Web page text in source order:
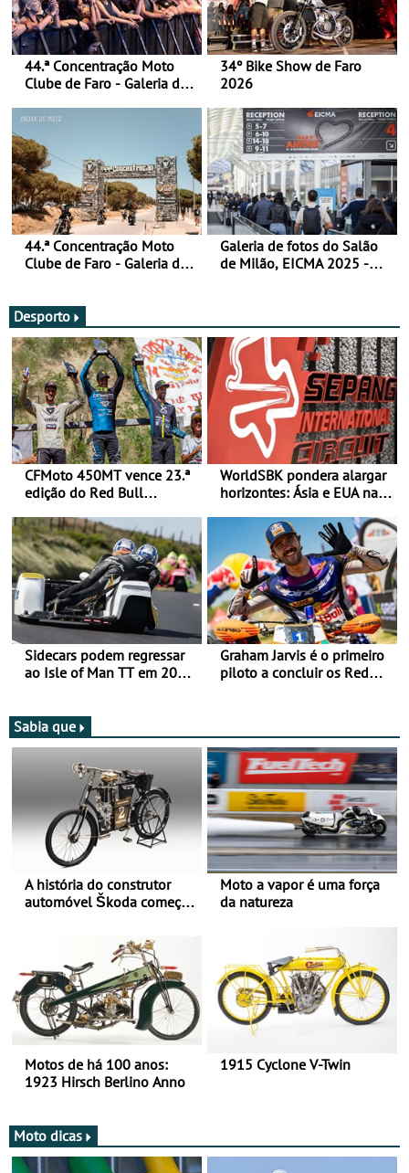
44.ª Concentração Moto
Clube de Faro - Galeria de
34º Bike Show de Faro
2026
44.ª Concentração Moto
Clube de Faro - Galeria de
Galeria de fotos do Salão
de Milão, EICMA 2025 -
Desporto
CFMoto 450MT vence 23.ª
edição do Red Bull
Categorias Adventure -
Vitória na Ultimate, Core e
Lite
WorldSBK pondera alargar
horizontes: Ásia e EUA na
Sidecars podem regressar
ao Isle of Man TT em 2027
Graham Jarvis é o primeiro
piloto a concluir os Red
Sabia que
A história do construtor
automóvel Škoda começou
Moto a vapor é uma força
da natureza
Motos de há 100 anos:
1923 Hirsch Berlino Anno
1915 Cyclone V-Twin
Moto dicas